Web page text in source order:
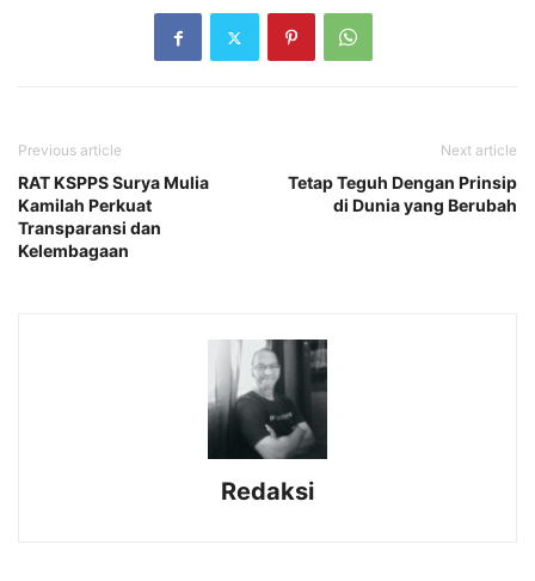
Previous article
RAT KSPPS Surya Mulia
Kamilah Perkuat
Transparansi dan
Kelembagaan
Next article
Tetap Teguh Dengan Prinsip
di Dunia yang Berubah
Redaksi